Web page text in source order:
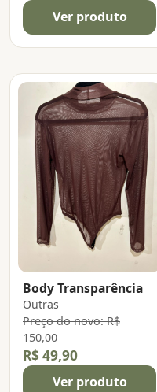
Ver produto
Body Transparência
Outras
Preço do novo: R$
150,00
R$ 49,90
Ver produto